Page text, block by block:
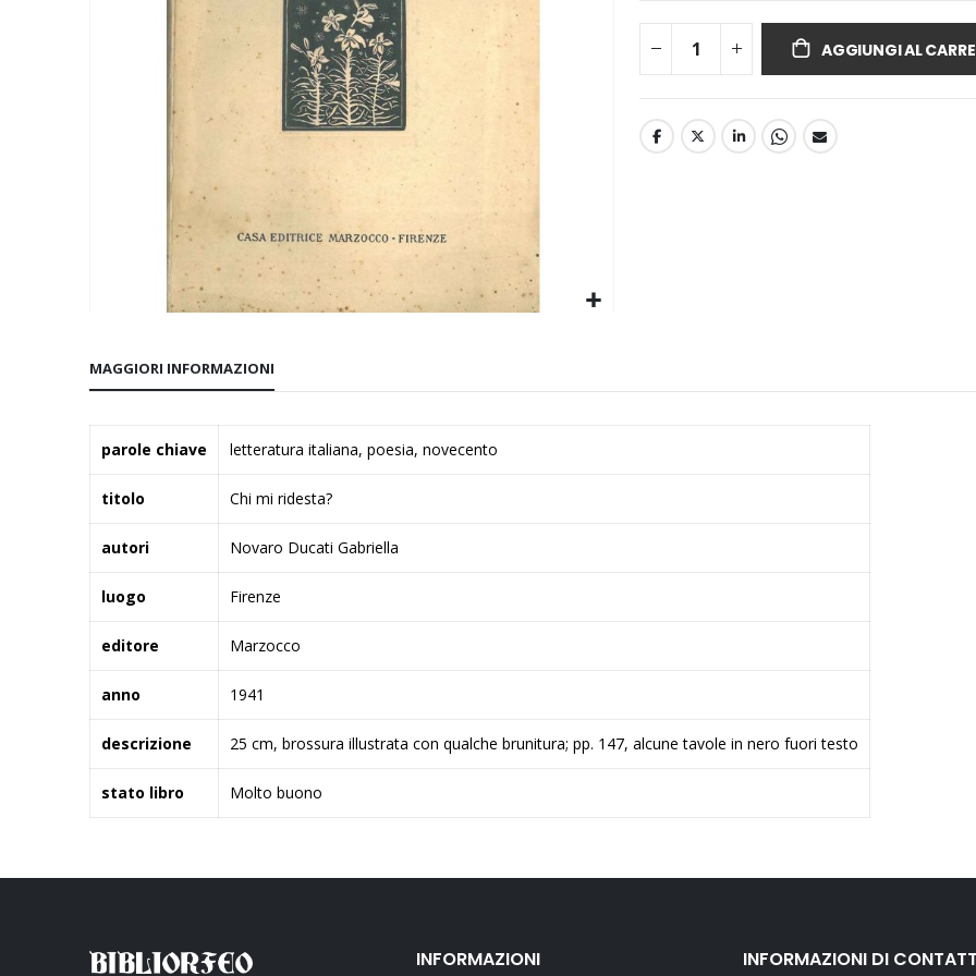
della
di
immagini
AGGIUNGI AL
MAGGIORI INFORMAZIONI
Informazioni
parole chiave letteratura italiana, poesia, novecento
titolo Chi mi ridesta?
autori Novaro Ducati Gabriella
luogo Firenze
editore Marzocco
anno 1941
descrizione 25 cm, brossura illustrata con qualche brunitura; pp. 147, alcune tavole in nero fuori testo
stato libro Molto buono
INFORMAZIONI INFORMAZIONI DI